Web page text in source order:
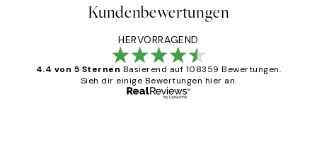
Kundenbewertungen
HERVORRAGEND
4.4 von 5 Sternen Basierend auf 108359 Bewertungen.
Sieh dir einige Bewertungen hier an.